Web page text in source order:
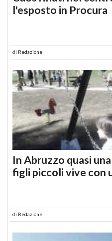
l'esposto in Procura
di Redazione
In Abruzzo quasi
figli piccoli vive con
di Redazione